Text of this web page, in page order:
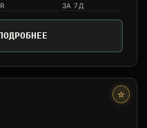
ЗА 7Д
⭐